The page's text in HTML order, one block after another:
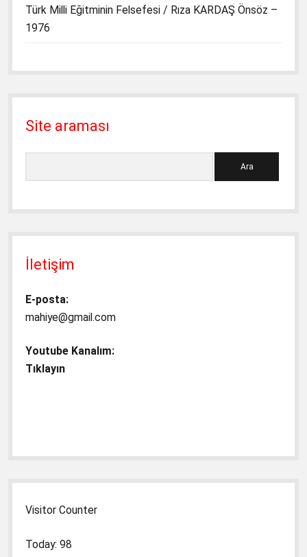
Türk Milli Eğitminin Felsefesi / Rıza KARDAŞ Önsöz –
1976
Site araması
İletişim
E-posta:
mahiye@gmail.com
Youtube Kanalım:
Tıklayın
Visitor Counter
Today: 98